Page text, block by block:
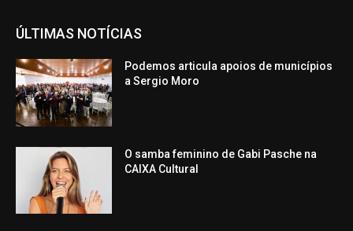
ÚLTIMAS NOTÍCIAS
Podemos articula apoios de municípios
a Sergio Moro
O samba feminino de Gabi Pasche na
CAIXA Cultural